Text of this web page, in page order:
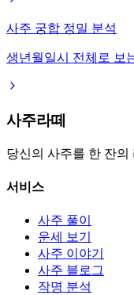
사주 궁합 정밀 분석
생년월일시 전체로 보
사주라떼
당신의 사주를 한 잔의
서비스
사주 풀이
운세 보기
사주 이야기
사주 블로그
작명 분석